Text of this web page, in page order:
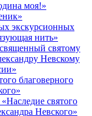
моя!»
экскурсионных
нить»
святому
Невскому
благоверного
святого
Невского»